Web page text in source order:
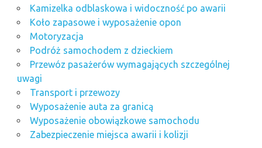
Kamizelka odblaskowa i widoczność po awarii
Koło zapasowe i wyposażenie opon
Motoryzacja
Podróż samochodem z dzieckiem
Przewóz pasażerów wymagających szczególnej
uwagi
Transport i przewozy
Wyposażenie auta za granicą
Wyposażenie obowiązkowe samochodu
Zabezpieczenie miejsca awarii i kolizji